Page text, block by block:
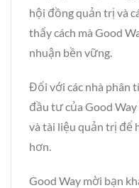
hội đồng quản trị và
thấy cách mà Good
nhuận bền vững.
Đối với các nhà phân
đầu tư của Good
và tài liệu quản trị
hơn.
Good Way mời bạn